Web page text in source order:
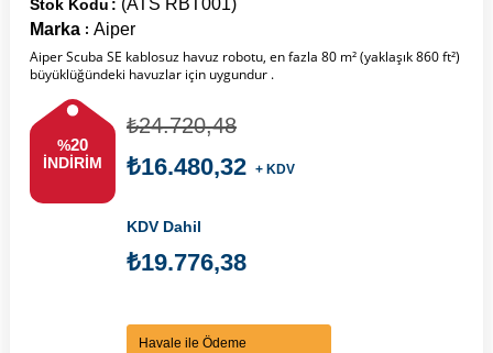
(ATS RBT001)
Stok Kodu
Marka : Aiper
Aiper Scuba SE kablosuz havuz robotu, en fazla 80 m² (yaklaşık 860 ft²)
büyüklüğündeki havuzlar için uygundur .
%20
İNDIRIM
₺24.720,48
₺16.480,32 + KDV
KDV Dahil
₺19.776,38
Havale ile Ödeme